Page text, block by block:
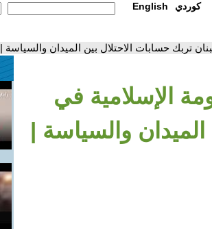
English كوردي
حسابات الاحتلال بين الميدان والسياسة | 2026-05-13
الإسلامية في
والسياسة |